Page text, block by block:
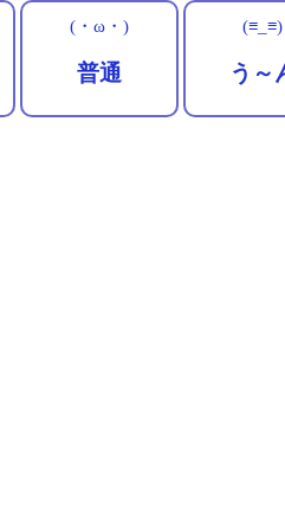
(・ω・)
普通
(≡_≡)
う～